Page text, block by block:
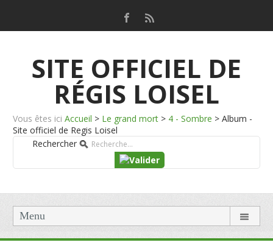
SITE OFFICIEL DE
RÉGIS LOISEL
Vous êtes ici Accueil > Le grand mort > 4 - Sombre > Album -
Site officiel de Regis Loisel
Rechercher
Menu